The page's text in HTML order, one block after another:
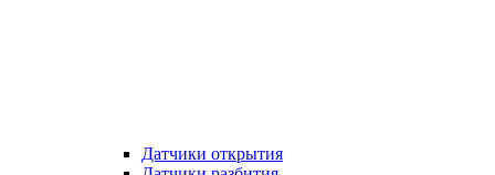
Датчики открытия